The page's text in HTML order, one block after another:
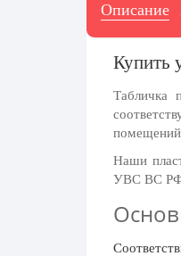
День матери
ноября)
5 декабря,
9 декабря,
борьбы с
9 декабря,
12 декабря,
20 декабря,
Описание
Купить
Табличка
Наши
УВС ВС РФ: